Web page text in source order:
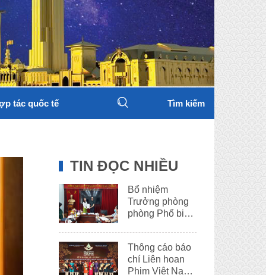
tác quốc tế Tìm kiếm
TIN ĐỌC NHIỀU
Bổ nhiệm
Trưởng phòng
phòng Phổ biến
Thông cáo báo
chí Liên hoan
Phim Việt Nam